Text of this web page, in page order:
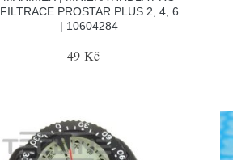
FILTRACE PROSTAR PLUS 2, 4, 6
| 10604284
49 Kč